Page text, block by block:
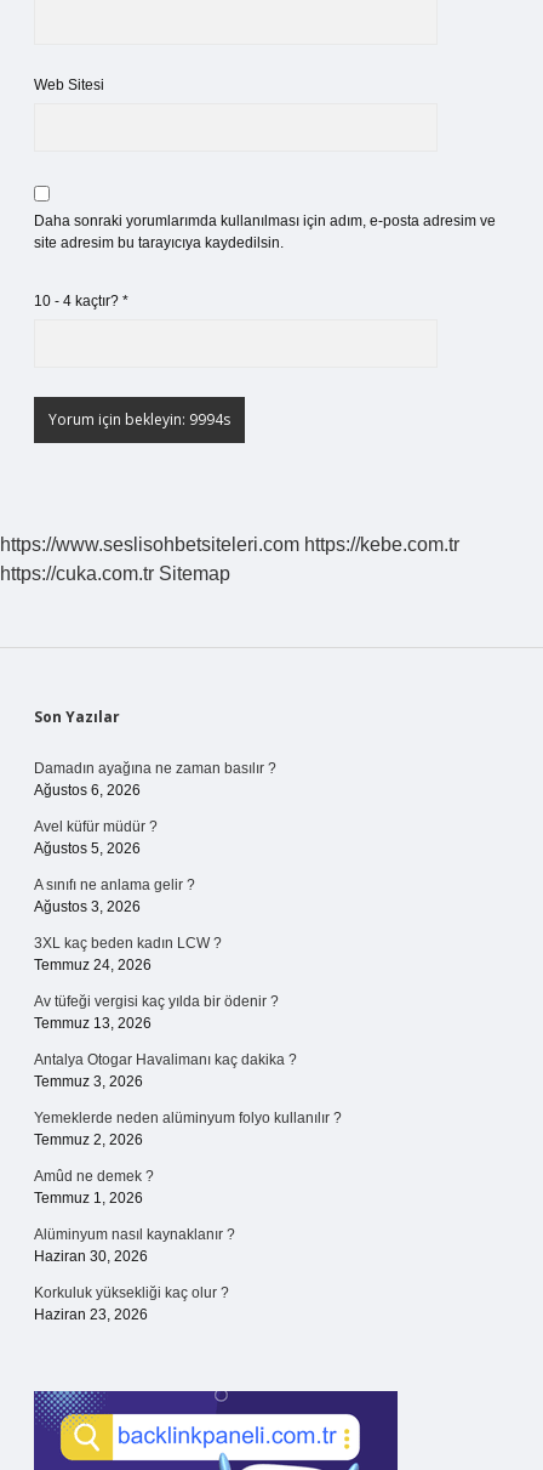
Web Sitesi
Daha sonraki yorumlarımda kullanılması için adım, e-posta adresim ve
site adresim bu tarayıcıya kaydedilsin.
10 - 4 kaçtır? *
https://www.seslisohbetsiteleri.com https://kebe.com.tr
https://cuka.com.tr Sitemap
Sidebar
Son Yazılar
Damadın ayağına ne zaman basılır ?
Ağustos 6, 2026
Avel küfür müdür ?
Ağustos 5, 2026
A sınıfı ne anlama gelir ?
Ağustos 3, 2026
3XL kaç beden kadın LCW ?
Temmuz 24, 2026
Av tüfeği vergisi kaç yılda bir ödenir ?
Temmuz 13, 2026
Antalya Otogar Havalimanı kaç dakika ?
Temmuz 3, 2026
Yemeklerde neden alüminyum folyo kullanılır ?
Temmuz 2, 2026
Amûd ne demek ?
Temmuz 1, 2026
Alüminyum nasıl kaynaklanır ?
Haziran 30, 2026
Korkuluk yüksekliği kaç olur ?
Haziran 23, 2026